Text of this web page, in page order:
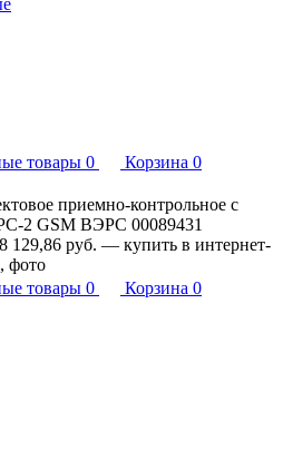
товары 0 Корзина 0
приемно-контрольное с
2 GSM ВЭРС 00089431
129,86 руб. — купить в интернет-
фото
товары 0 Корзина 0